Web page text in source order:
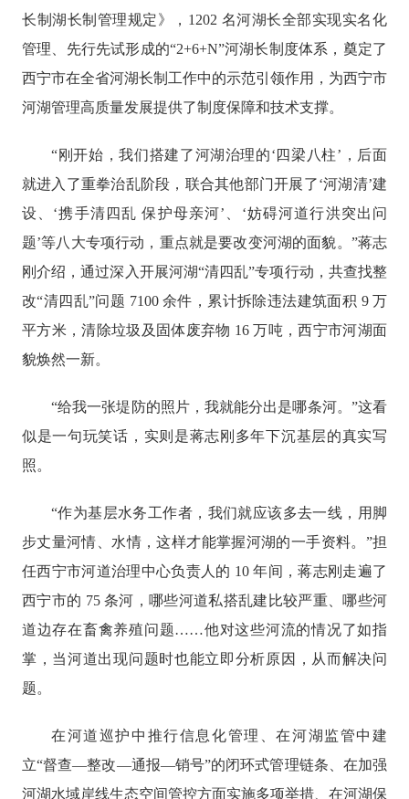
长制湖长制管理规定》，1202 名河湖长全部实现实名化
管理、先行先试形成的“2+6+N”河湖长制度体系，奠定了
西宁市在全省河湖长制工作中的示范引领作用，为西宁市
河湖管理高质量发展提供了制度保障和技术支撑。
“刚开始，我们搭建了河湖治理的‘四梁八柱’，后面
就进入了重拳治乱阶段，联合其他部门开展了‘河湖清’建
设、‘携手清四乱 保护母亲河’、‘妨碍河道行洪突出问
题’等八大专项行动，重点就是要改变河湖的面貌。”蒋志
刚介绍，通过深入开展河湖“清四乱”专项行动，共查找整
改“清四乱”问题 7100 余件，累计拆除违法建筑面积 9 万
平方米，清除垃圾及固体废弃物 16 万吨，西宁市河湖面
貌焕然一新。
“给我一张堤防的照片，我就能分出是哪条河。”这看
似是一句玩笑话，实则是蒋志刚多年下沉基层的真实写
照。
“作为基层水务工作者，我们就应该多去一线，用脚
步丈量河情、水情，这样才能掌握河湖的一手资料。”担
任西宁市河道治理中心负责人的 10 年间，蒋志刚走遍了
西宁市的 75 条河，哪些河道私搭乱建比较严重、哪些河
道边存在畜禽养殖问题……他对这些河流的情况了如指
掌，当河道出现问题时也能立即分析原因，从而解决问
题。
在河道巡护中推行信息化管理、在河湖监管中建
立“督查—整改—通报—销号”的闭环式管理链条、在加强
河湖水域岸线生态空间管控方面实施多项举措、在河湖保